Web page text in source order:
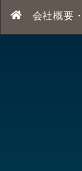
会社概要